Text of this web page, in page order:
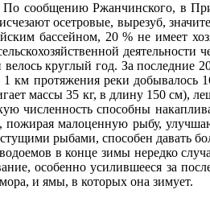
По сообщению Ржанчинского, в
осетровые, вырезуб,
бассейном, 20 % не имеет
круглый год. За последние
км протяжения реки
массы 35 кг, в длину 150 см),
численность способны
малоценную рыбу,
рыбами, способен давать
в конце зимы нередко
особенно усилившееся за
и ямы, в которых она зимует.